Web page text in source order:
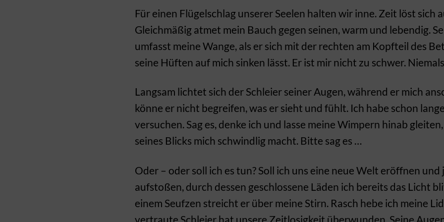
Für einen Flügelschlag unserer Seelen halten wir inne. Zeit löst sich
Gleichmäßig atmet mein Bauch gegen seinen, warm und lebendig.
umfasst meine Wange, als er sich mit der rechten am Kopfteil des
seine Hüften auf mich sinken lässt. Er ist mir nicht zu schwer.
Langsam lichtet sich der Schleier seiner Augen, während er mich
könne er nicht begreifen, was er sieht und fühlt. Ich habe schon
versuchen. Sag es, denke ich und lasse meine Wimpern hinab
seines Blicks mich schwindlig macht. Bitte sag es …
Oder – oder soll ich es tun? Soll ich uns eine neue Welt eröffnen und
aufstoßen, durch dessen geschlossene Läden ich bereits das Licht
einem Seufzen streicht er über meine Stirn. Rasch hebe ich meine
vertraute Schleier hat unsere Zeitlosigkeit überwunden. Seine